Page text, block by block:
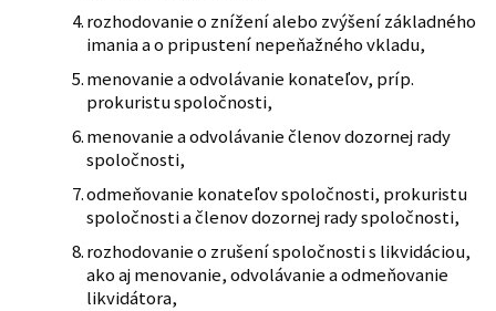
rozhodovanie o znížení alebo zvýšení základného
imania a o pripustení nepeňažného vkladu,
menovanie a odvolávanie konateľov, príp.
prokuristu spoločnosti,
menovanie a odvolávanie členov dozornej rady
spoločnosti,
odmeňovanie konateľov spoločnosti, prokuristu
spoločnosti a členov dozornej rady spoločnosti,
rozhodovanie o zrušení spoločnosti s likvidáciou,
ako aj menovanie, odvolávanie a odmeňovanie
likvidátora,